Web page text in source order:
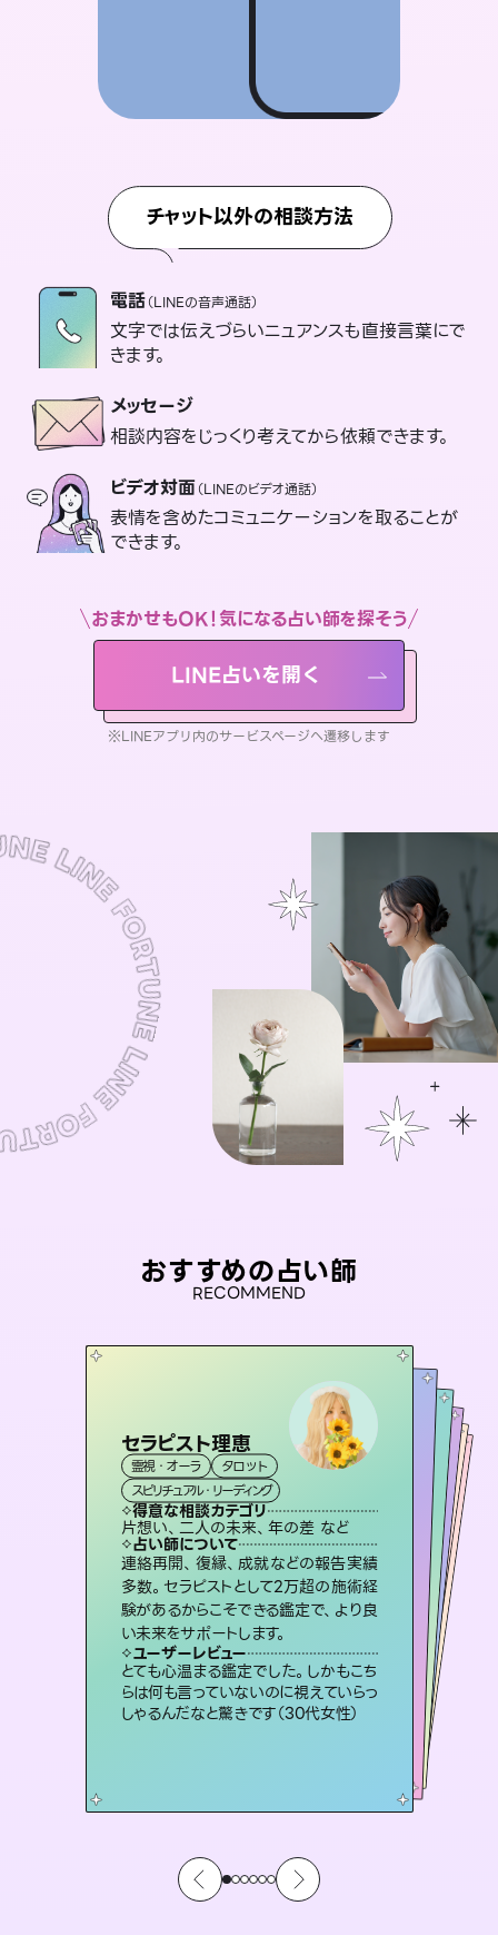
チャット以外の相談方法
電話（LINEの音声通話）
文字では伝えづらいニュアンスも直接言葉にで
きます。
メッセージ
相談内容をじっくり考えてから依頼できます。
ビデオ対面（LINEのビデオ通話）
表情を含めたコミュニケーションを取ることが
できます。
おまかせもOK！気になる占い師を探そう
LINE占いを開く
※LINEアプリ内のサービスページへ遷移します
おすすめの占い師
RECOMMEND
セラピスト理恵
霊視・オーラ
タロット
スピリチュアル・リーディング
得意な相談カテゴリ
片想い、二人の未来、年の差 など
占い師について
連絡再開、復縁、成就などの報告実績
多数。セラピストとして2万超の施術経
験があるからこそできる鑑定で、より良
い未来をサポートします。
ユーザーレビュー
とても心温まる鑑定でした。しかもこち
らは何も言っていないのに視えていらっ
しゃるんだなと驚きです（30代女性）
未来視師＊花
霊視・オーラ 心理学
スピリチュアル・リーディング
得意な相談カテゴリ
出逢い、片想い、復縁 など
占い師について
未来には何パターンもの選択肢があり
ます。不安で視えにくくなっているあな
たの素敵な未来を見つけ、その未来を
選択できるようアドバイスします。
ユーザーレビュー
職場の人の性質や人間関係、本心など
本当によく視えていてびっくり。対策が
打てて前向きになれます（40代）
彗望（すいぼう
霊視・オーラ
スピリチュアル・リーディング
得意な相談カテゴリ
片想い、あの人の気持ち、復縁 など
占い師について
3,700年以上の歴史を持つ東洋最古の
占術「易占」で詳細まで占い、幸せへ向
かう道筋を示します。厳しい結果にも具
体的な対策をお伝えします。
ユーザーレビュー
複雑な背景もしっかり聞いて鑑定して
いただけました。気持ちが楽になりまし
た（50代 女性）
アイリス -iris-
西洋占星術
ルーン
得意な相談カテゴリ
恋愛総合、片想い、二人の未来 など
占い師について
復縁、恋愛、不倫の行方、同性愛や片思い、仕事関係や借金問題まで知りたいことや心の負担になっていることを紐解き、背中をそっと押して導きます。
ユーザーレビュー
安心感のあり、言い切ってくれる所や濁
さない鑑定のおかげで、毎回自分の気
持ちを整えられます（30代 男性）
おう 霊感オラクル
霊視・オーラ
オラクルカード
得意な相談カテゴリ
恋愛総合、あの人の気持ち など
占い師について
霊視×オラクルカードを使って「今」と
「未来」そして「気になるあの人の気持
ち」まで丁寧に読み解き、恋や人生のヒ
ントを優しく引き出します。
ユーザーレビュー
不安な気持ちが嘘みたいに晴れまし
た…！よく視えていらっしゃるんだなと
感じました（40代 女性）
桃源珠羽
霊視・オーラ タロット
スピリチュアル・リーディング
得意な相談カテゴリ
片想い、あの人の気持ち、復縁 など
占い師について
恋愛のお悩みの中でも特に「曖昧な関
係」の相談を得意としており、友達以上
恋人未満なお相手との今後や本音を丁
寧に読み解き恋愛成就へと導きます。
ユーザーレビュー
鑑定していただいてアドバイス通りに行
動すると仲が復活してきました。ありが
とうございました（40代 女性）